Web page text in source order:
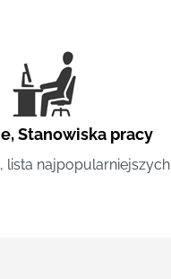
,Stanowiska pracy
lista najpopularniejszych